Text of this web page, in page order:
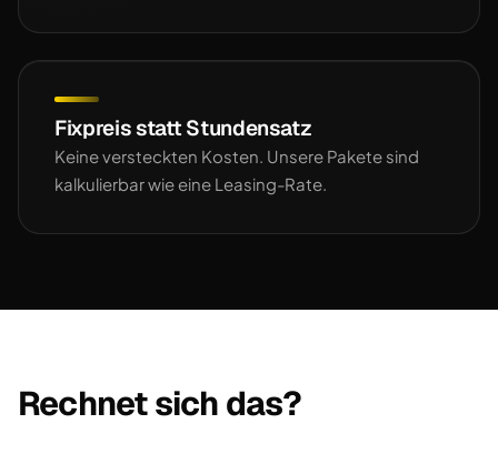
Fixpreis statt Stundensatz
Keine versteckten Kosten. Unsere Pakete sind
kalkulierbar wie eine Leasing-Rate.
Rechnet sich das?